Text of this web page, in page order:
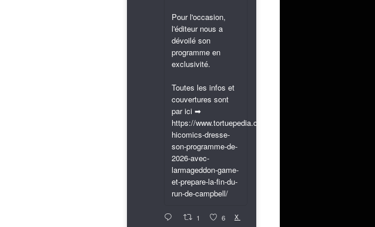
Pour l'occasion,
l'éditeur nous a
dévoilé son
programme en
exclusivité.
Toutes les infos et
couvertures sont
par ici ➡
https://www.tortuepedia.com/2026/03/31/exclusif-
hicomics-dresse-
son-programme-de-
2026-avec-
larmageddon-game-
et-prepare-la-fin-du-
run-de-campbell/
1 6 X